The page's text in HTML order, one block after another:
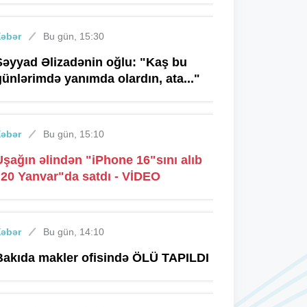
Bu gün, 15:30
Əlizadənin oğlu: "Kaş bu
yanımda olardın, ata..."
Bu gün, 15:10
əlindən "iPhone 16"sını alıb
Yanvar"da satdı - VİDEO
Bu gün, 14:10
makler ofisində ÖLÜ TAPILDI